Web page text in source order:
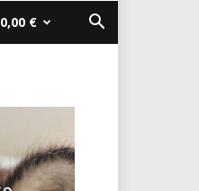
0,00 €